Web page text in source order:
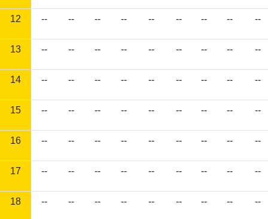
12 -- -- -- -- -- -- -- -- --
13 -- -- -- -- -- -- -- -- --
14 -- -- -- -- -- -- -- -- --
15 -- -- -- -- -- -- -- -- --
16 -- -- -- -- -- -- -- -- --
17 -- -- -- -- -- -- -- -- --
18 -- -- -- -- -- -- -- -- --